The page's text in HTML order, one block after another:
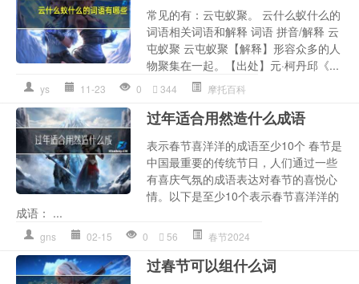
常见的有：云屯蚁聚。 云什么蚁什么的
词语相关词语和解释 词语 拼音/解释 云
屯蚁聚 云屯蚁聚【解释】形容众多的人
物聚集在一起。【出处】元·柯丹邱《...
ys 11-23 0 344 摩托百科
过年适合用然造什么成语
表示春节喜洋洋的成语至少10个 春节是
中国最重要的传统节日，人们通过一些
有喜庆气氛的成语表达对春节的喜悦心
情。以下是至少10个表示春节喜洋洋的
成语： ...
gns 02-15 0 56 春节2024
过春节可以组什么词